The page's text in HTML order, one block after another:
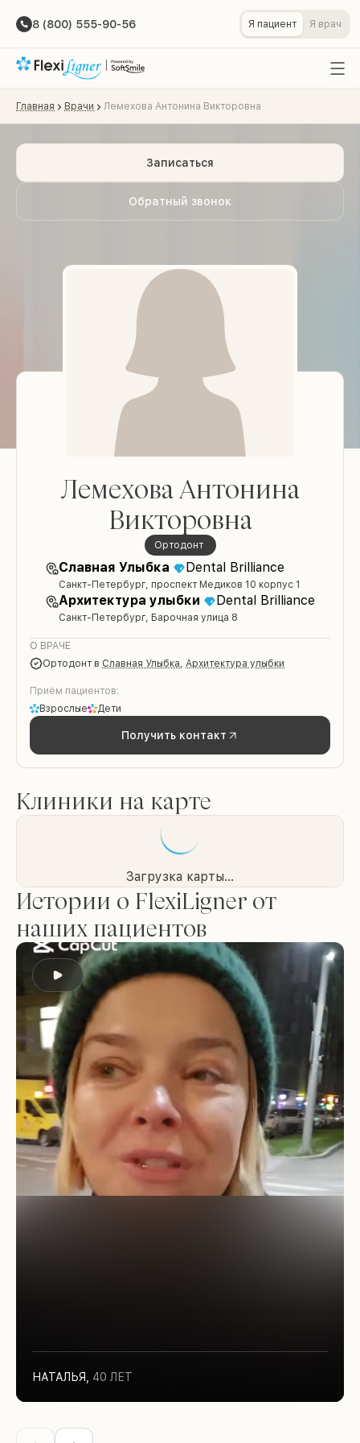
8 (800) 555-90-56 Я пациент Я врач
Главная Врачи Лемехова Антонина Викторовна
Обратный звонок
Записаться
Лемехова Антонина
Викторовна
ортодонт
Славная Улыбка Dental Brilliance
Санкт-Петербург, проспект Медиков 10 корпус 1
Архитектура улыбки Dental Brilliance
Санкт-Петербург, Барочная улица 8
О ВРАЧЕ
ортодонт в Славная Улыбка, Архитектура улыбки
Приём пациентов:
Взрослые
Дети
Получить контакт
Клиники на карте
Загрузка карты...
Истории о FlexiLigner от
наших пациентов
НАТАЛЬЯ 40 ЛЕТ